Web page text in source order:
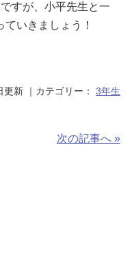
すが、小平先生と一
いきましょう！
更新 ｜カテゴリー： 3年生
次の記事へ »